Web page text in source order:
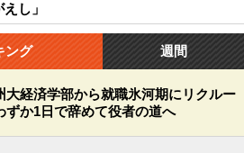
し」
ング 週間
大経済学部から就職氷河期にリクルー
ずか1日で辞めて役者の道へ